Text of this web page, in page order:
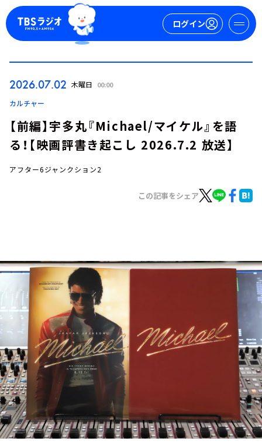
ログイン
お知らせ
イベント・グッズ
YouTube
会社情報
2026.07.02 木曜日 00:00
カルチャー
【前編】宇多丸『Michael/マイケル』を語
る！【映画評書き起こし 2026.7.2 放送】
アフター6ジャンクション2
この記事をシェア